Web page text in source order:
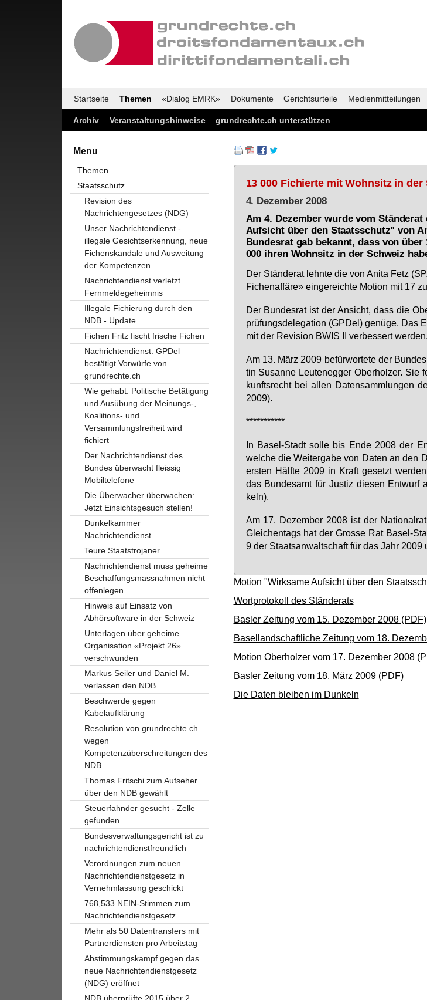
Startseite Themen «Dialog EMRK» Dokumente Gerichtsurteile Medienmitteilungen
Archiv Veranstaltungshinweise grundrechte.ch unterstützen
13 000 Fichierte mit Wohnsitz in der
4. Dezember 2008
Am 4. Dezember wurde vom
Aufsicht über den Staatsschutz" von
Bundesrat gab bekannt, dass von über
000 ihren Wohnsitz in der Schweiz
Der Stän­de­rat lehn­te die von Ani­ta Fetz
Fi­chen­af­fä­re» ein­ge­reich­te Mo­ti­on mit 17
Der Bun­des­rat ist der An­sicht, dass die
prü­fungs­de­le­ga­ti­on (GPDel) ge­nü­ge. Das
mit der Re­vi­si­on BWIS II ver­bes­sert wer­den.
Am 13. März 2009 be­für­wor­te­te der
tin Su­san­ne Leu­ten­egger Ober­hol­zer. Sie
kunfts­recht bei al­len Da­ten­samm­lun­gen
2009).
***********
In Ba­sel-Stadt sol­le bis En­de 2008 der
wel­che die Wei­ter­ga­be von Da­ten an den
ers­ten Hälf­te 2009 in Kraft ge­setzt
das Bun­des­amt für Jus­tiz die­sen
keln).
Am 17. De­zem­ber 2008 ist der
Glei­chen­tags hat der Gros­se Rat Ba­sel-
9 der Staats­an­walt­schaft für das Jahr 2009
Motion "Wirksame Aufsicht über den
Wortprotokoll des Ständerats
Basler Zeitung vom 15. Dezember 2008 (PDF)
Basellandschaftliche Zeitung vom 18.
Motion Oberholzer vom 17. Dezember 2008
Basler Zeitung vom 18. März 2009 (PDF)
Die Daten bleiben im Dunkeln
Menu
Themen
Staatsschutz
Revision des
Nachrichtengesetzes (NDG)
Unser Nachrichtendienst -
illegale Gesichtserkennung, neue
Fichenskandale und Ausweitung
der Kompetenzen
Nachrichtendienst verletzt
Fernmeldegeheimnis
Illegale Fichierung durch den
NDB - Update
Fichen Fritz fischt frische Fichen
Nachrichtendienst: GPDel
bestätigt Vorwürfe von
grundrechte.ch
Wie gehabt: Politische Betätigung
und Ausübung der Meinungs-,
Koalitions- und
Versammlungsfreiheit wird
fichiert
Der Nachrichtendienst des
Bundes überwacht fleissig
Mobiltelefone
Die Überwacher überwachen:
Jetzt Einsichtsgesuch stellen!
Dunkelkammer
Nachrichtendienst
Teure Staatstrojaner
Nachrichtendienst muss geheime
Beschaffungsmassnahmen nicht
offenlegen
Hinweis auf Einsatz von
Abhörsoftware in der Schweiz
Unterlagen über geheime
Organisation «Projekt 26»
verschwunden
Markus Seiler und Daniel M.
verlassen den NDB
Beschwerde gegen
Kabelaufklärung
Resolution von grundrechte.ch
wegen
Kompetenzüberschreitungen des
NDB
Thomas Fritschi zum Aufseher
über den NDB gewählt
Steuerfahnder gesucht - Zelle
gefunden
Bundesverwaltungsgericht ist zu
nachrichtendienstfreundlich
Verordnungen zum neuen
Nachrichtendienstgesetz in
Vernehmlassung geschickt
768,533 NEIN-Stimmen zum
Nachrichtendienstgesetz
Mehr als 50 Datentransfers mit
Partnerdiensten pro Arbeitstag
Abstimmungskampf gegen das
neue Nachrichtendienstgesetz
(NDG) eröffnet
NDB überprüfte 2015 über 2